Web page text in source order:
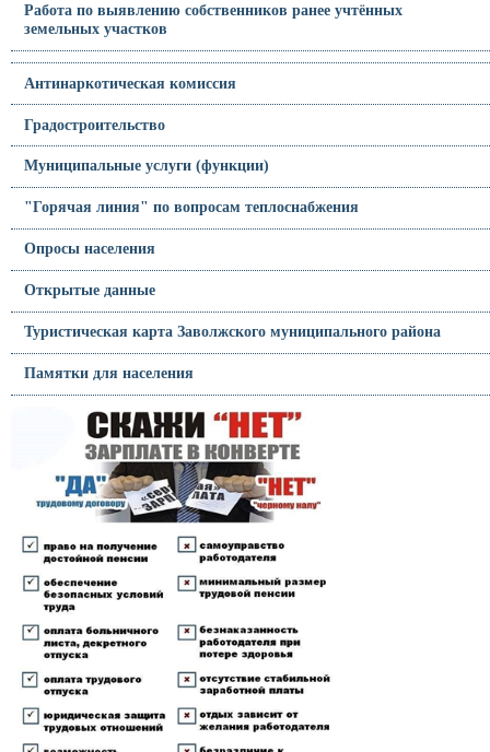
Работа по выявлению собственников ранее учтённых
земельных участков
Антинаркотическая комиссия
Градостроительство
Муниципальные услуги (функции)
"Горячая линия" по вопросам теплоснабжения
Опросы населения
Открытые данные
Туристическая карта Заволжского муниципального района
Памятки для населения